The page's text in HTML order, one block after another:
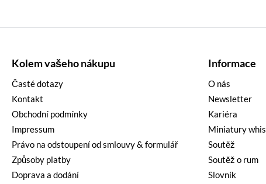
Kolem vašeho nákupu
Časté dotazy
Kontakt
Obchodní podmínky
Impressum
Právo na odstoupení od smlouvy & formulář
Způsoby platby
Doprava a dodání
Informace
O nás
Newsletter
Kariéra
Miniatury
Soutěž
Soutěž o rum
Slovník